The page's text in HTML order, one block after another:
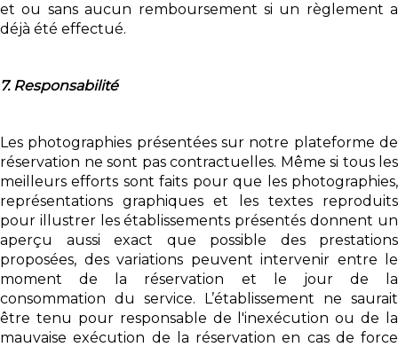
et ou sans aucun remboursement si un règlement a
déjà été effectué.
7. Responsabilité
Les photographies présentées sur notre plateforme de
réservation ne sont pas contractuelles. Même si tous les
meilleurs efforts sont faits pour que les photographies,
représentations graphiques et les textes reproduits
pour illustrer les établissements présentés donnent un
aperçu aussi exact que possible des prestations
proposées, des variations peuvent intervenir entre le
moment de la réservation et le jour de la
consommation du service. L’établissement ne saurait
être tenu pour responsable de l'inexécution ou de la
mauvaise exécution de la réservation en cas de force